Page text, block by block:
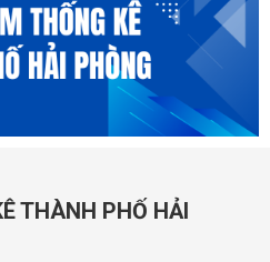
THÀNH PHỐ HẢI